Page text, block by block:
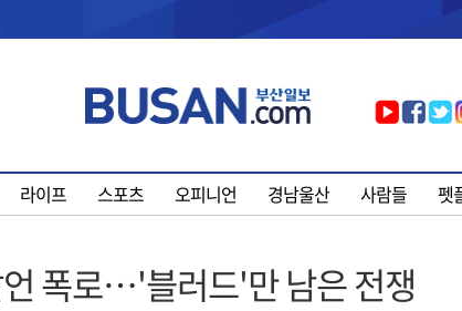
라이프 스포츠 오피니언 경남울산 사람들 펫
폭로…'블러드'만 남은 전쟁